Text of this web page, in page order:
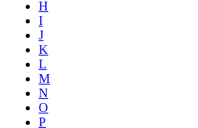
H
I
J
K
L
M
N
O
P